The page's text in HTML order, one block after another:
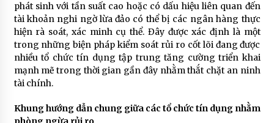
phát sinh với tần suất cao hoặc có dấu hiệu liên quan đến
tài khoản nghi ngờ lừa đảo có thể bị các ngân hàng thực
hiện rà soát, xác minh cụ thể. Đây được xác định là một
trong những biện pháp kiểm soát rủi ro cốt lõi đang được
nhiều tổ chức tín dụng tập trung tăng cường triển khai
mạnh mẽ trong thời gian gần đây nhằm thắt chặt an ninh
tài chính.
Khung hướng dẫn chung giữa các tổ chức tín dụng nhằm